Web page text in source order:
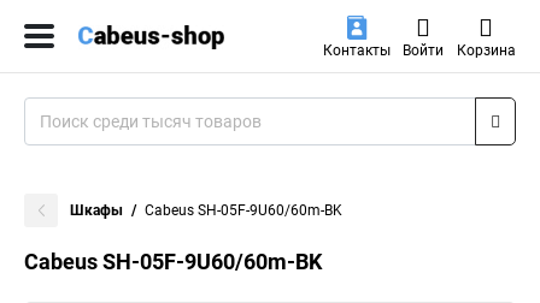
Контакты Войти Корзина
Шкафы Cabeus SH-05F-9U60/60m-BK
Cabeus SH-05F-9U60/60m-BK